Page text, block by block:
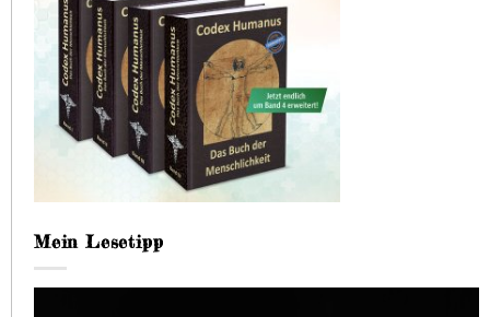
Mein Lesetipp